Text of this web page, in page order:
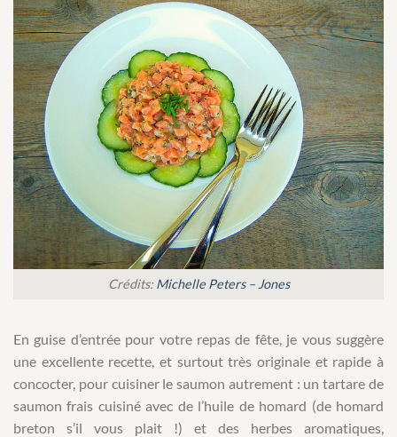
Crédits:Michelle Peters – Jones
En guise d’entrée pour votre repas de fête, je vous suggère
une excellente recette, et surtout très originale et rapide à
concocter, pour cuisiner le saumon autrement : un tartare de
saumon frais cuisiné avec de l’huile de homard (de homard
breton s’il vous plait !) et des herbes aromatiques,